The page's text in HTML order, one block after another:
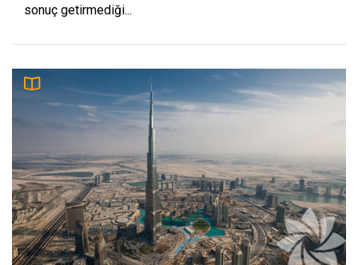
sonuç getirmediği...